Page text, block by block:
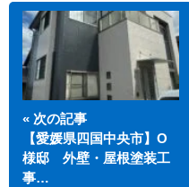
« 次の記事
【愛媛県四国中央市】O
様邸 外壁・屋根塗装工
事…